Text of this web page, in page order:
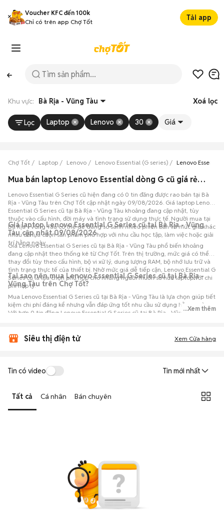
Voucher KFC đến 100k
Chỉ có trên app Chợ Tốt
Tải app
Khu vực: Bà Rịa - Vũng Tàu Xoá lọc
Lọc Laptop Lenovo 30 Giá
Chợ Tốt Laptop Lenovo Lenovo Essential (G series) Lenovo Essential
Mua bán laptop Lenovo Essential dòng G cũ giá rẻ tại Bà Rịa - Vũng Tàu
Lenovo Essential G Series cũ hiện đang có 0 tin đăng được rao bán tại Bà
Rịa - Vũng Tàu trên Chợ Tốt cập nhật ngày 09/08/2026. Giá laptop Lenovo
Essential G Series cũ tại Bà Rịa - Vũng Tàu khoảng đang cập nhật, tùy
thuộc vào cấu hình, đời máy và tình trạng sử dụng thực tế. Người mua tại
Bà Rịa - Vũng Tàu có thể dễ dàng so sánh nhiều phiên bản và mức giá khác
nhau để lựa chọn sản phẩm phù hợp với nhu cầu học tập, làm việc hoặc giải
trí hằng ngày.
Giá laptop Lenovo Essential G Series cũ tại Bà Rịa - Vũng
Tàu cập nhật 09/08/2026
Giá Lenovo Essential G Series cũ tại Bà Rịa - Vũng Tàu phổ biến khoảng
đang cập nhật theo thống kê từ Chợ Tốt. Trên thị trường, mức giá có thể
thay đổi tùy theo cấu hình, bộ vi xử lý, dung lượng RAM, bộ nhớ lưu trữ và
tình trạng thực tế của thiết bị. Nhờ mức giá dễ tiếp cận, Lenovo Essential G
Series cũ là lựa chọn phù hợp cho những người muốn sở hữu laptop với chi
phí hợp lý.
Tại sao nên mua Lenovo Essential G Series cũ tại Bà Rịa -
Vũng Tàu trên Chợ Tốt?
Mua Lenovo Essential G Series cũ tại Bà Rịa - Vũng Tàu là lựa chọn giúp tiết
kiệm chi phí đáng kể nhưng vẫn đáp ứng tốt nhu cầu sử dụng hằng ngày.
Với hơn 0 tin đăng Lenovo Essential G Series cũ tại Bà Rịa - Vũng Tàu trên
sách.
...Xem thêm
Siêu thị điện tử Xem Cửa hàng
Tin có video Tin mới nhất
Tất cả Cá nhân Bán chuyên